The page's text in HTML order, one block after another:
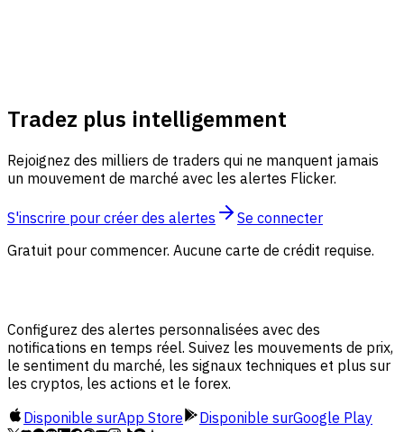
Tradez plus intelligemment
Rejoignez des milliers de traders qui ne manquent jamais
un mouvement de marché avec les alertes Flicker.
S'inscrire pour créer des alertes
Se connecter
Gratuit pour commencer. Aucune carte de crédit requise.
Configurez des alertes personnalisées avec des
notifications en temps réel. Suivez les mouvements de prix,
le sentiment du marché, les signaux techniques et plus sur
les cryptos, les actions et le forex.
Disponible surApp Store Disponible surGoogle Play